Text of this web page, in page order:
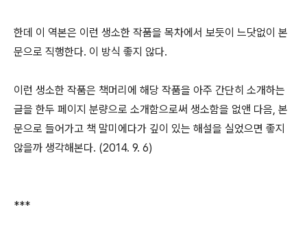
한데 이 역본은 이런 생소한 작품을 목차에서 보듯이 느닷없이 본
문으로 직행한다. 이 방식 좋지 않다.
이런 생소한 작품은 책머리에 해당 작품을 아주 간단히 소개하는
글을 한두 페이지 분량으로 소개함으로써 생소함을 없앤 다음, 본
문으로 들어가고 책 말미에다가 깊이 있는 해설을 실었으면 좋지
않을까 생각해본다. (2014. 9. 6)
***